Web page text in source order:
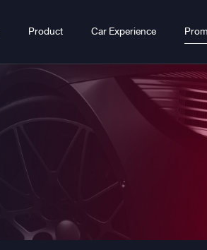
Product Car Experience